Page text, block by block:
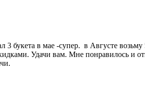
3 букета в мае -супер. в Августе
Удачи вам. Мне понравилось и